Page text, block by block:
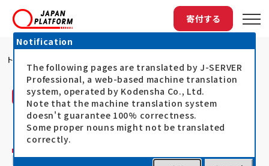
寄付する
トップ
活動レポート
日本インターナショナル・サポート・プログラム
（JISP）
JISPがサロン活動
Notification
The following pages are translated by J-SERVER
Professional, a web-based machine translation
system, operated by Kodensha Co., Ltd.
Note that the machine translation system
doesn't guarantee 100% correctness.
Some proper nouns might not be translated
correctly.